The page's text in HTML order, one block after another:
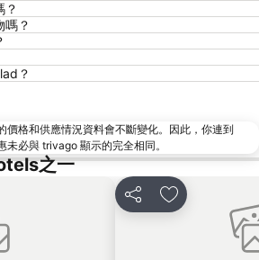
宮之下溫泉
Hakone Glass Forest
小涌谷溫泉
Odawara Station
Totsuka
？
？
？
價格和供應情況資料會不斷變化。因此，你連到
未必與 trivago 顯示的完全相同。
之一
分享 放到收藏夾